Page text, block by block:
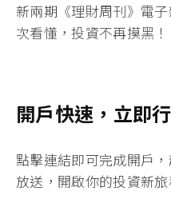
新兩期《理財周刊》電
次看懂，投資不再摸黑！
開戶快速，立即
點擊連結即可完成開戶
放送，開啟你的投資新旅